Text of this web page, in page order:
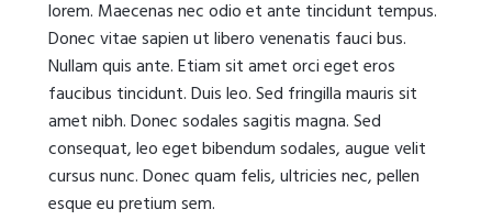
lorem. Maecenas nec odio et ante tincidunt tempus.
Donec vitae sapien ut libero venenatis fauci bus.
Nullam quis ante. Etiam sit amet orci eget eros
faucibus tincidunt. Duis leo. Sed fringilla mauris sit
amet nibh. Donec sodales sagitis magna. Sed
consequat, leo eget bibendum sodales, augue velit
cursus nunc. Donec quam felis, ultricies nec, pellen
esque eu pretium sem.